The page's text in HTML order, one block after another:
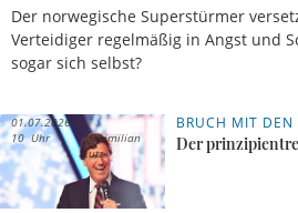
Der norwegische Superstürmer
Verteidiger regelmäßig in Angst und
sogar sich selbst?
BRUCH MIT DEN
Der
01.07.2026,
10 Uhr
Maximilian
Lutz